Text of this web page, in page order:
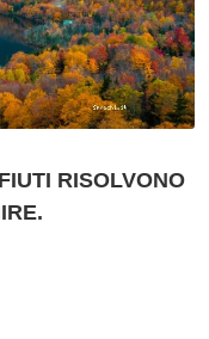
RISOLVONO